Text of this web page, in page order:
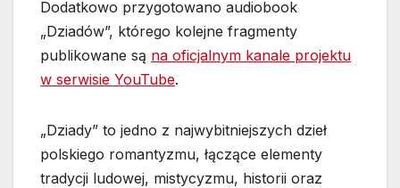
Dodatkowo przygotowano audiobook
„Dziadów”, którego kolejne fragmenty
publikowane są na oficjalnym kanale projektu
w serwisie YouTube.
„Dziady” to jedno z najwybitniejszych dzieł
polskiego romantyzmu, łączące elementy
tradycji ludowej, mistycyzmu, historii oraz